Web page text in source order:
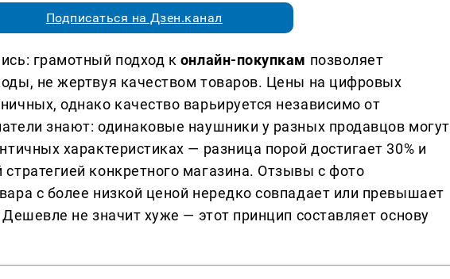
Подписаться на Дзен.канал
грамотный подход к онлайн-покупкам позволяет
не жертвуя качеством товаров. Цены на цифровых
однако качество варьируется независимо от
знают: одинаковые наушники у разных продавцов могут
характеристиках — разница порой достигает 30% и
конкретного магазина. Отзывы с фото
с более низкой ценой нередко совпадает или превышает
Дешевле не значит хуже — этот принцип составляет основу